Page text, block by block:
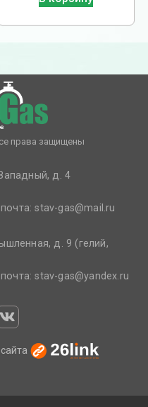
права защищены
д. 4
stav-gas@mail.ru​
д. 9 (гелий,
stav-gas@yandex.ru​